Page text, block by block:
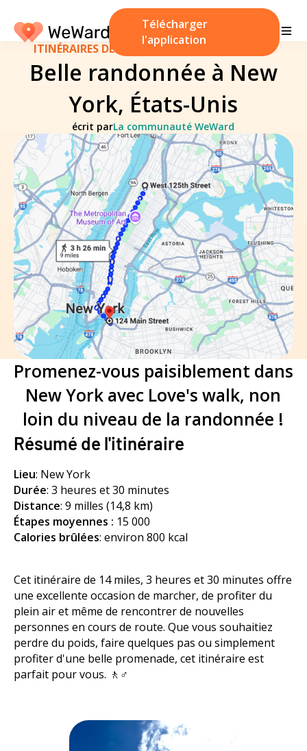
Télécharger
l'application
ITINÉRAIRES DE MARCHE / 15 décembre 2024
Belle randonnée à New
York, États-Unis
écrit parLa communauté WeWard
Promenez-vous paisiblement dans
New York avec Love's walk, non
loin du niveau de la randonnée !
Résumé de l'itinéraire
Lieu: New York
Durée: 3 heures et 30 minutes
Distance: 9 milles (14,8 km)
Étapes moyennes : 15 000
Calories brûlées: environ 800 kcal
Cet itinéraire de 14 miles, 3 heures et 30 minutes offre
une excellente occasion de marcher, de profiter du
plein air et même de rencontrer de nouvelles
personnes en cours de route. Que vous souhaitiez
perdre du poids, faire quelques pas ou simplement
profiter d'une belle promenade, cet itinéraire est
parfait pour vous. 🚶♂️